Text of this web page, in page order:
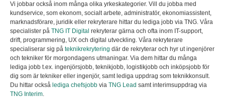
Vi jobbar också inom många olika yrkeskategorier. Vill du jobba med
kundservice, som ekonom, socialt arbete, administratör, ekonomiassistent,
marknadsförare, juridik eller rekryterare hittar du lediga jobb via TNG. Våra
specialister på TNG IT Digital rekryterar gärna och ofta inom IT-support,
drift, programmering, UX och digital utveckling. Våra rekryterare
specialiserar sig på teknikrekrytering där de rekryterar och hyr ut ingenjörer
och tekniker för morgondagens utmaningar. Via dem hittar du många
lediga jobb t.ex. ingenjörsjobb, teknikjobb, logistikjobb och inköpsjobb för
dig som är tekniker eller ingenjör, samt lediga uppdrag som teknikkonsult.
Du hittar också lediga chefsjobb via TNG Lead samt interimsuppdrag via
TNG Interim.